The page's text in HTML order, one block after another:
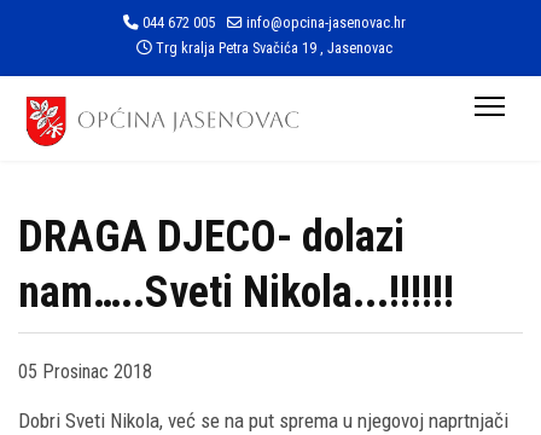
044 672 005
info@opcina-jasenovac.hr
Trg kralja Petra Svačića 19 , Jasenovac
DRAGA DJECO- dolazi
nam…..Sveti Nikola...!!!!!!
05 Prosinac 2018
Dobri Sveti Nikola, već se na put sprema u njegovoj naprtnjači